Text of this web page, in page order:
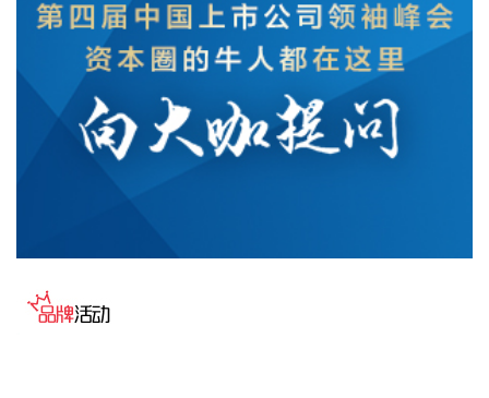
伊朗伊斯兰革命卫队发言人穆赫比9日说，伊朗当前的战略是
保持对霍尔木兹海峡的控制，直至敌方接受伊朗的全部条件并
承认失败。 穆赫比表示，伊朗已迫使敌人放弃此前设定的所有
目标，对方当前正将精力集中于“重新开放霍尔木兹海峡”。伊
朗将保持对海峡的控制，“直到敌人接受我们的全部条件，承认
其失败”。 穆赫比说：“（伊方的）抵抗将永远持续、没有终
2026-08-09 18:23:18
议对7月8日首次征求意见以来GEO全产业链及监管部门等各方
意见进行了全面系统梳理，后续协会将形成送审稿，持续推进